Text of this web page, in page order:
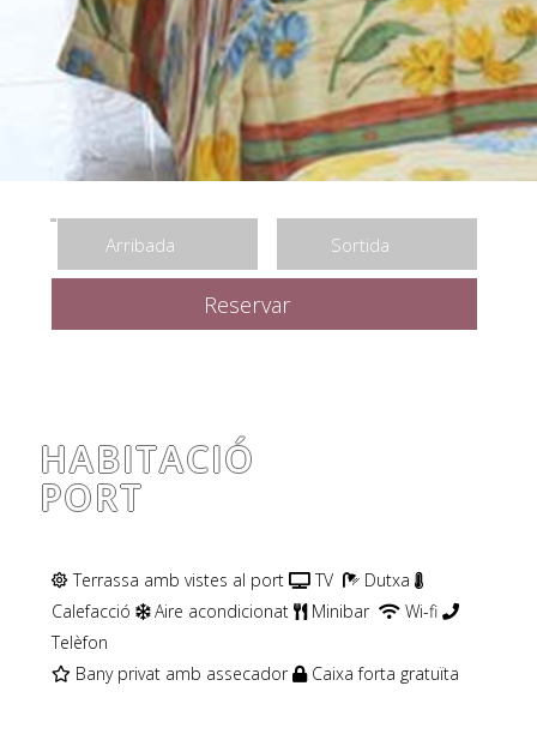
HABITACIÓ
PORT
Terrassa amb vistes al port TV
Dutxa
Calefacció
Aire acondicionat Minibar
Wi-fi
Telèfon
Bany privat amb assecador
Caixa forta gratuïta